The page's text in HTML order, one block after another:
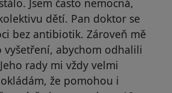
Jsem často nemocná,
dětí. Pan doktor se
bez antibiotik. Zároveň mě
abychom odhalili
rady mi vždy velmi
že pomohou i